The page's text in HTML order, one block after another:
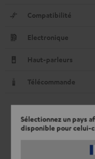
Sélectionnez un pays
disponible pour celui-
Compatibilité
Electronique
Haut-parleurs
Télécommande